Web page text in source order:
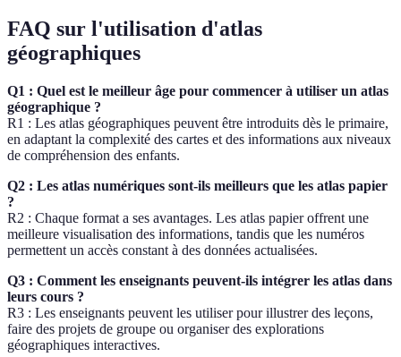
FAQ sur l'utilisation d'atlas
géographiques
Q1 : Quel est le meilleur âge pour commencer à utiliser un atlas
géographique ?
R1 : Les atlas géographiques peuvent être introduits dès le primaire,
en adaptant la complexité des cartes et des informations aux niveaux
de compréhension des enfants.
Q2 : Les atlas numériques sont-ils meilleurs que les atlas papier
?
R2 : Chaque format a ses avantages. Les atlas papier offrent une
meilleure visualisation des informations, tandis que les numéros
permettent un accès constant à des données actualisées.
Q3 : Comment les enseignants peuvent-ils intégrer les atlas dans
leurs cours ?
R3 : Les enseignants peuvent les utiliser pour illustrer des leçons,
faire des projets de groupe ou organiser des explorations
géographiques interactives.